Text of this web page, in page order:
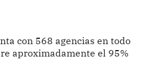
con 568 agencias en todo
aproximadamente el 95%